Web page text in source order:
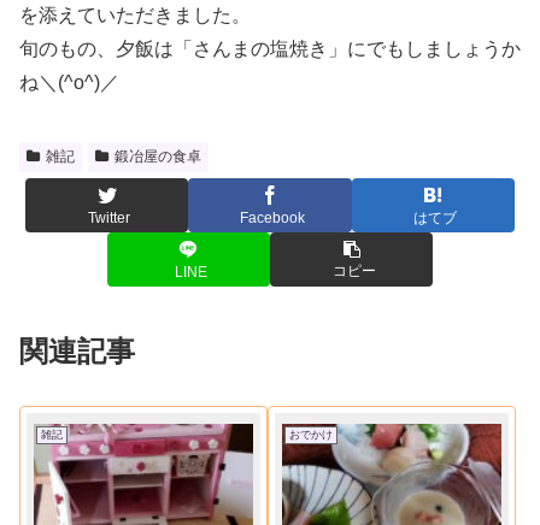
を添えていただきました。
旬のもの、夕飯は「さんまの塩焼き」にでもしましょうか
ね＼(^o^)／
雑記 鍛冶屋の食卓
Twitter Facebook はてブ
LINE コピー
関連記事
雑記 おでかけ